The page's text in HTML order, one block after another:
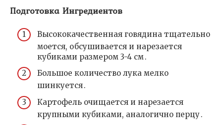
Подготовка Ингредиентов
Высококачественная говядина тщательно
моется, обсушивается и нарезается
кубиками размером 3-4 см․
Большое количество лука мелко
шинкуется․
Картофель очищается и нарезается
крупными кубиками, аналогично перцу․